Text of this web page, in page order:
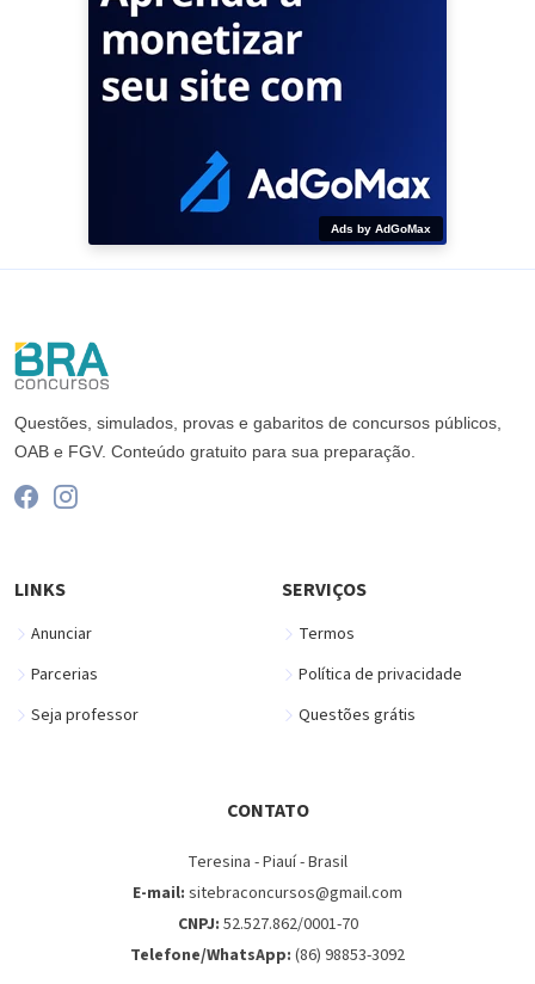
Ads by AdGoMax
Questões, simulados, provas e gabaritos de concursos públicos,
OAB e FGV. Conteúdo gratuito para sua preparação.
LINKS
Anunciar
Parcerias
Seja professor
SERVIÇOS
Termos
Política de privacidade
Questões grátis
CONTATO
Teresina - Piauí - Brasil
E-mail: sitebraconcursos@gmail.com
CNPJ: 52.527.862/0001-70
Telefone/WhatsApp: (86) 98853-3092